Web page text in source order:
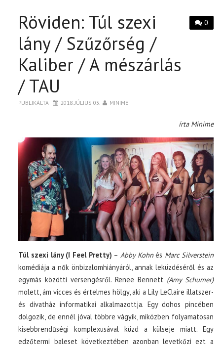
PÓLÓ RENDELÉS
0
Röviden: Túl szexi
lány / Szűzőrség /
Kaliber / A mészárlás
/ TAU
PUBLIKÁLTA 2018. JÚLIUS 03. MINIME
írta Minime
Túl szexi lány (I Feel Pretty) – Abby Kohnés Marc Silverstein
komédiája a nők önbizalomhiányáról, annak leküzdéséről és az
egymás közötti versengésről. Renee Bennett (Amy Schumer)
molett, ám vicces és értelmes hölgy, aki a Lily LeClaire illatszer-
és divatház informatikai alkalmazottja. Egy dohos pincében
dolgozik, de ennél jóval többre vágyik, miközben folyamatosan
kisebbrendűségi komplexusával küzd a külseje miatt. Egy
edzőtermi baleset következtében azonban levetkőzi ezt a